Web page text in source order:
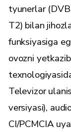
tyunerlar
T2) bilan
funksiyasiga
ovozni
Televizor
versiyasi),
CI/PCMCIA